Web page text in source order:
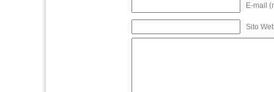
E-mail
Sito